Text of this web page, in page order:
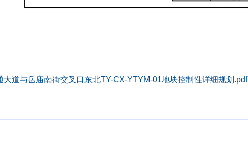
大道与岳庙南街交叉口东北TY-CX-YTYM-01地块控制性详细规划.pdf